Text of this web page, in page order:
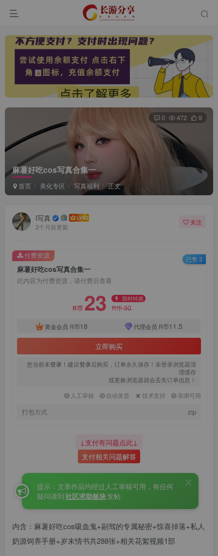
麻薯好吃cos写真合集一
首页 美化专区 写真福利 正文
0 472 9
i写真
2个月前更新
关注
麻薯好吃cos写真合集一
此内容为付费资源，请付费后查看
R币 23 限时特惠
R币30
黄金会员 R币18 代理会员 R币11.5
立即购买
您当前未登录 ！建议登录后购买，订单永久保存！未登录浏览器清
理缓存
或更换浏览器就会丢失订单信息！
人工审核
自动发货 技术支持 亲测可用
打包方式 zip
付费资源 已售 3
↓支付有问题点此↓
支付相关问题解答
提示：文章作品均经过人工审核可用，有任何
疑问请到社区求助板块发帖
内含：麻薯好吃cos吸血鬼+副驾的专属秘密+惊喜掉落+私人
奶源饲养手册+岁末情书共288张+相关花絮视频1部
登录
没有账号？立即注册
登录密码
社交账号登录
使用社交账号登录即表示同意用户协议、隐私声明